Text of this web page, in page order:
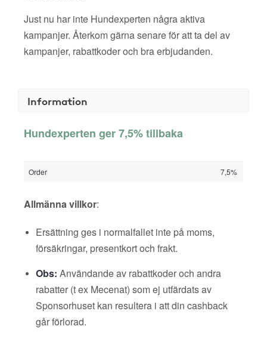
Just nu har inte Hundexperten några aktiva
kampanjer. Återkom gärna senare för att ta del av
kampanjer, rabattkoder och bra erbjudanden.
Information
Hundexperten ger 7,5% tillbaka
Order 7,5%
Allmänna villkor:
Ersättning ges i normalfallet inte på moms,
försäkringar, presentkort och frakt.
Obs: Användande av rabattkoder och andra
rabatter (t ex Mecenat) som ej utfärdats av
Sponsorhuset kan resultera i att din cashback
går förlorad.